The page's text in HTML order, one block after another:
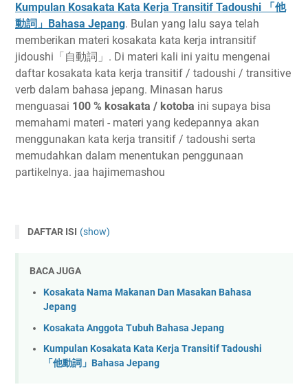
Kumpulan Kosakata Kata Kerja Transitif Tadoushi 「他
動詞」Bahasa Jepang. Bulan yang lalu saya telah
memberikan materi kosakata kata kerja intransitif
jidoushi「自動詞」. Di materi kali ini yaitu mengenai
daftar kosakata kata kerja transitif / tadoushi / transitive
verb dalam bahasa jepang. Minasan harus
menguasai 100 % kosakata / kotoba ini supaya bisa
memahami materi - materi yang kedepannya akan
menggunakan kata kerja transitif / tadoushi serta
memudahkan dalam menentukan penggunaan
partikelnya. jaa hajimemashou
DAFTAR ISI (show)
BACA JUGA
Kosakata Nama Makanan Dan Masakan Bahasa
Jepang
Kosakata Anggota Tubuh Bahasa Jepang
Kumpulan Kosakata Kata Kerja Transitif Tadoushi
「他動詞」Bahasa Jepang